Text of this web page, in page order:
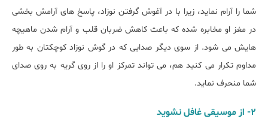
شما را آرام نماید، زیرا با در آغوش گرفتن نوزاد، پاسخ های آرامش بخشی
در مغز او مخابره شده که باعث کاهش ضربان قلب و آرام شدن ماهیچه
هایش می شود. از سوی دیگر صدایی که در گوش نوزاد کوچکتان به طور
مداوم تکرار می کنید هم، می تواند تمرکز او را از روی گریه به روی صدای
شما منحرف نماید.
2- از موسیقی غافل نشوید